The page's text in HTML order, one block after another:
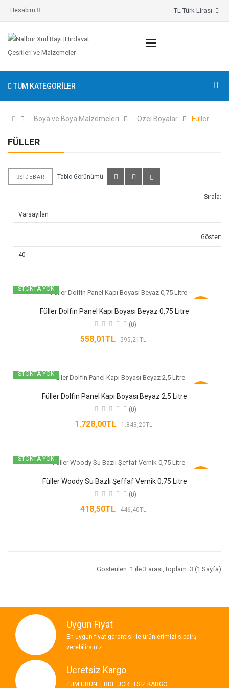
Hesabım
TÜM KATEGORILER
Boya ve Boya Malzemeleri Özel Boyalar Füller
FÜLLER
SIDEBAR Tablo Görünümü:
Sırala:
Göster:
STOKTA YOK
Füller Dolfin Panel Kapı Boyası Beyaz 0,75 Litre
(0)
558,01TL 595,21TL
STOKTA YOK
Füller Dolfin Panel Kapı Boyası Beyaz 2,5 Litre
(0)
1.728,00TL 1.843,20TL
STOKTA YOK
Füller Woody Su Bazlı Şeffaf Vernik 0,75 Litre
(0)
418,50TL 446,40TL
Gösterilen: 1 ile 3 arası, toplam: 3 (1 Sayfa)
Uygun Fiyat
En uygun fiyat garantisi ile ürünlerimizi sipairş
verebilirsiniz
Ücretsiz Kargo
TÜM ÜRÜNLERDE ÜCRETSİZ KARGO